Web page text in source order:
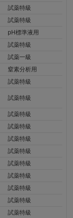
試薬特級
試薬特級
pH標準液用
試薬特級
試薬一級
窒素分析用
試薬特級
試薬特級
試薬特級
試薬特級
試薬特級
試薬特級
試薬特級
試薬特級
試薬特級
試薬特級
試薬特級